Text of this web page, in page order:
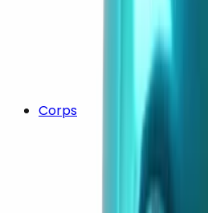
Corps